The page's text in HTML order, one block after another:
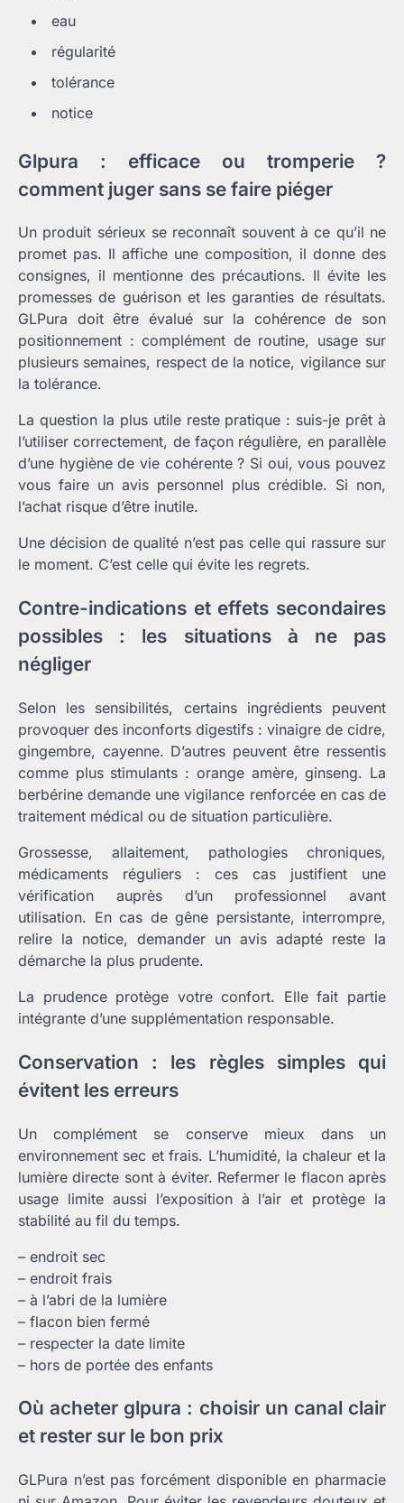
eau
régularité
tolérance
notice
Glpura : efficace ou tromperie ?
comment juger sans se faire piéger
Un produit sérieux se reconnaît souvent à ce qu’il ne
promet pas. Il affiche une composition, il donne des
consignes, il mentionne des précautions. Il évite les
promesses de guérison et les garanties de résultats.
GLPura doit être évalué sur la cohérence de son
positionnement : complément de routine, usage sur
plusieurs semaines, respect de la notice, vigilance sur
la tolérance.
La question la plus utile reste pratique : suis-je prêt à
l’utiliser correctement, de façon régulière, en parallèle
d’une hygiène de vie cohérente ? Si oui, vous pouvez
vous faire un avis personnel plus crédible. Si non,
l’achat risque d’être inutile.
Une décision de qualité n’est pas celle qui rassure sur
le moment. C’est celle qui évite les regrets.
Contre-indications et effets secondaires
possibles : les situations à ne pas
négliger
Selon les sensibilités, certains ingrédients peuvent
provoquer des inconforts digestifs : vinaigre de cidre,
gingembre, cayenne. D’autres peuvent être ressentis
comme plus stimulants : orange amère, ginseng. La
berbérine demande une vigilance renforcée en cas de
traitement médical ou de situation particulière.
Grossesse, allaitement, pathologies chroniques,
médicaments réguliers : ces cas justifient une
vérification auprès d’un professionnel avant
utilisation. En cas de gêne persistante, interrompre,
relire la notice, demander un avis adapté reste la
démarche la plus prudente.
La prudence protège votre confort. Elle fait partie
intégrante d’une supplémentation responsable.
Conservation : les règles simples qui
évitent les erreurs
Un complément se conserve mieux dans un
environnement sec et frais. L’humidité, la chaleur et la
lumière directe sont à éviter. Refermer le flacon après
usage limite aussi l’exposition à l’air et protège la
stabilité au fil du temps.
– endroit sec
– endroit frais
– à l’abri de la lumière
– flacon bien fermé
– respecter la date limite
– hors de portée des enfants
Où acheter glpura : choisir un canal clair
et rester sur le bon prix
GLPura n’est pas forcément disponible en pharmacie